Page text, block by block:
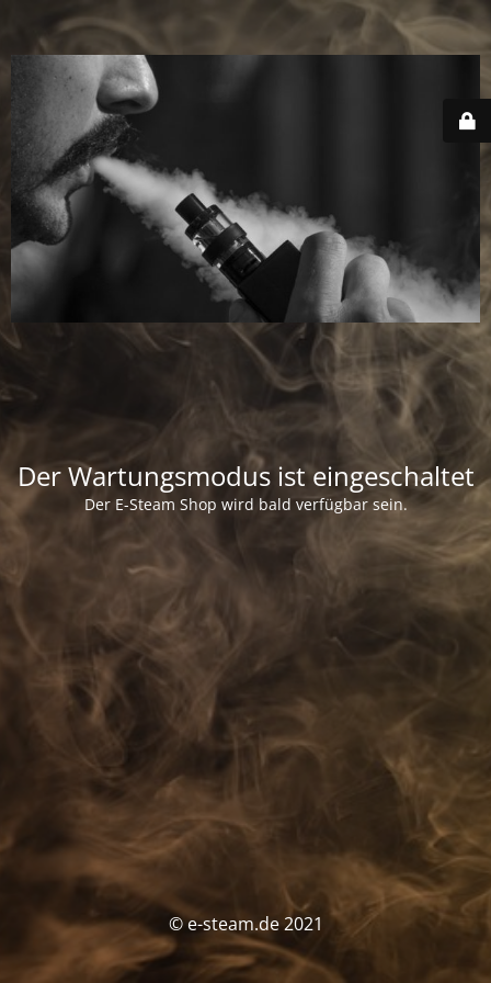
Der Wartungsmodus ist eingeschaltet
Der E-Steam Shop wird bald verfügbar sein.
© e-steam.de 2021